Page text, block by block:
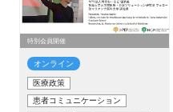
特別会員開催
オンライン
医療政策
患者コミュニケーション